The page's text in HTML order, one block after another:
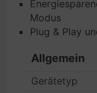
Modus
Plug & Play
Allgemein
Gerätetyp